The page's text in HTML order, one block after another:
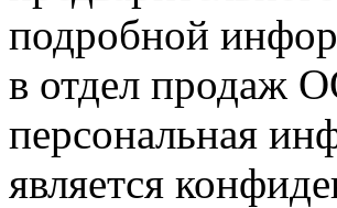
подробной
в отдел продаж
персональная
является